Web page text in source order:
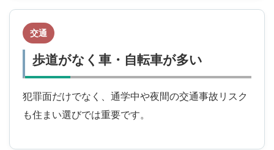
交通
歩道がなく車・自転車が多い
犯罪面だけでなく、通学中や夜間の交通事故リスク
も住まい選びでは重要です。